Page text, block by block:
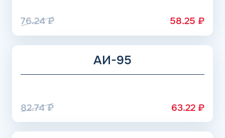
76.24₽ 58.25 ₽
АИ-95
82.74₽ 63.22 ₽